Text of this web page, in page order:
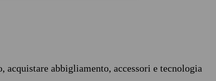
acquistare abbigliamento, accessori e tecnologia